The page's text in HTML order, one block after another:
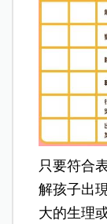
只要符合
解孩子出
大的生理